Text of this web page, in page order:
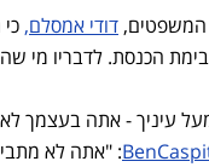
דודי אמסלם,
הכנסת. לדבריו מי
עיניך - אתה בעצמך
: "אתה לא